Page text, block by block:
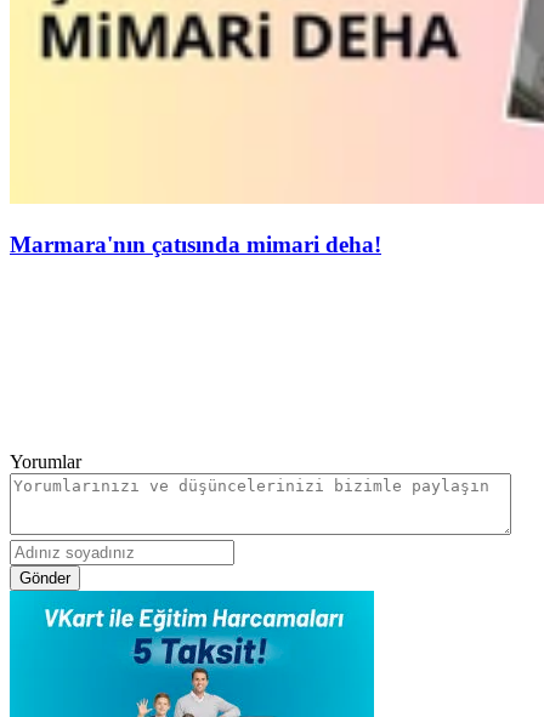
Marmara'nın çatısında mimari deha!
Yorumlar
Gönder